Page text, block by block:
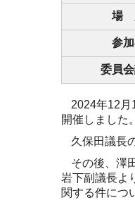
場
参
委員
2024年12 月
開催しました。
久保田議長
その後、澤
岩下副議長よ
関する件につ